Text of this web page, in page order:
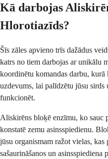
Kā darbojas
Hlorotiazīds?
Šīs zāles apvieno trīs dažādus
katrs no tiem darbojas ar unikālu
koordinētu komandas darbu,
uzdevums, lai palīdzētu jūsu sirds
funkcionēt.
Aliskirēns bloķē enzīmu, ko sauc
konstatē zemu asinsspiedienu.
jūsu organismam ražot vielas, kas
sašaurināšanos un asinsspiediena